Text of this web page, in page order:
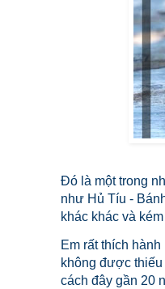
Đó là một trong
như Hủ Tíu -
khác khác và
Em rất thích
không được
cách đây gần 20